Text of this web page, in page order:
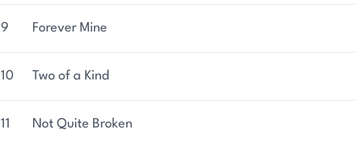
9 Forever Mine
10 Two of a Kind
11 Not Quite Broken